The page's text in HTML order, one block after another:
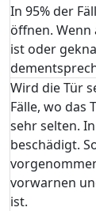
In 95% der
öffnen. Wenn
ist oder
Wird die Tür
Fälle, wo das
sehr selten.
beschädigt.
vorwarnen
ist.